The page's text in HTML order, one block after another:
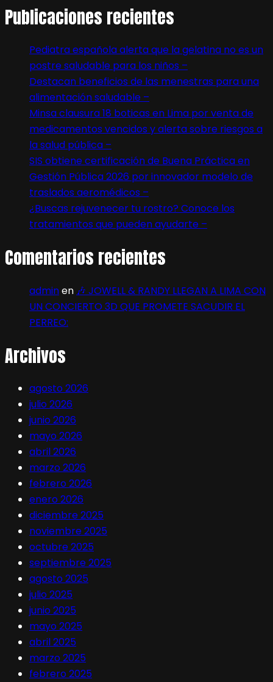
Publicaciones recientes
Pediatra española alerta que la gelatina no es un
postre saludable para los niños –
Destacan beneficios de las menestras para una
alimentación saludable –
Minsa clausura 18 boticas en Lima por venta de
medicamentos vencidos y alerta sobre riesgos a
la salud pública –
SIS obtiene certificación de Buena Práctica en
Gestión Pública 2026 por innovador modelo de
traslados aeromédicos –
¿Buscas rejuvenecer tu rostro? Conoce los
tratamientos que pueden ayudarte –
Comentarios recientes
adminen 🎶 JOWELL & RANDY LLEGAN A LIMA CON
UN CONCIERTO 3D QUE PROMETE SACUDIR EL
PERREO:
Archivos
agosto 2026
julio 2026
junio 2026
mayo 2026
abril 2026
marzo 2026
febrero 2026
enero 2026
diciembre 2025
noviembre 2025
octubre 2025
septiembre 2025
agosto 2025
julio 2025
junio 2025
mayo 2025
abril 2025
marzo 2025
febrero 2025